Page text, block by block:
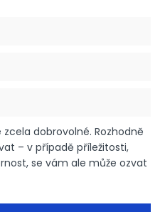
dobrovolné. Rozhodně
– v případě příležitosti,
se vám ale může ozvat